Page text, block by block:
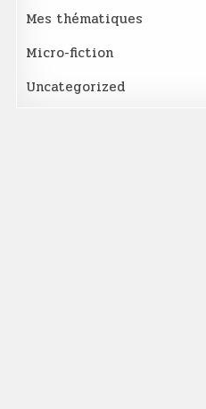
Mes thématiques
Micro-fiction
Uncategorized